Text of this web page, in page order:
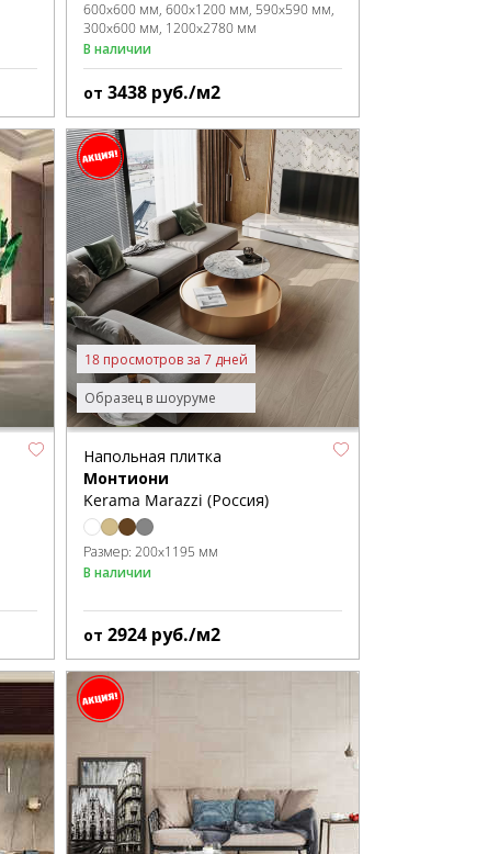
600x600 мм 600x1200 мм 590x590 мм
300x600 мм 1200x2780 мм
В наличии
от 3438 руб./м2
Образец в шоуруме
18 просмотров за 7 дней
Напольная плитка
Монтиони
Kerama Marazzi (Россия)
Размер: 200x1195 мм
В наличии
от 2924 руб./м2